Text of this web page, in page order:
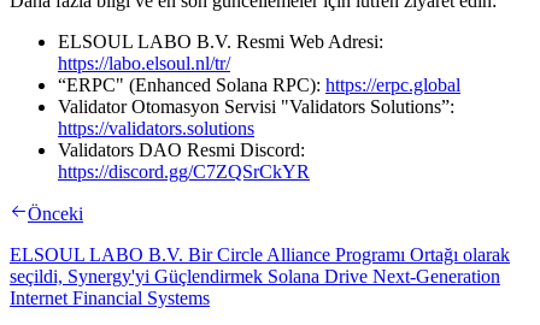
ELSOUL LABO B.V. Resmi Web Adresi:
https://labo.elsoul.nl/tr/
“ERPC" (Enhanced Solana RPC): https://erpc.global
Validator Otomasyon Servisi "Validators Solutions”:
https://validators.solutions
Validators DAO Resmi Discord:
https://discord.gg/C7ZQSrCkYR
Önceki
ELSOUL LABO B.V. Bir Circle Alliance Programı Ortağı olarak
seçildi, Synergy'yi Güçlendirmek Solana Drive Next-Generation
Internet Financial Systems